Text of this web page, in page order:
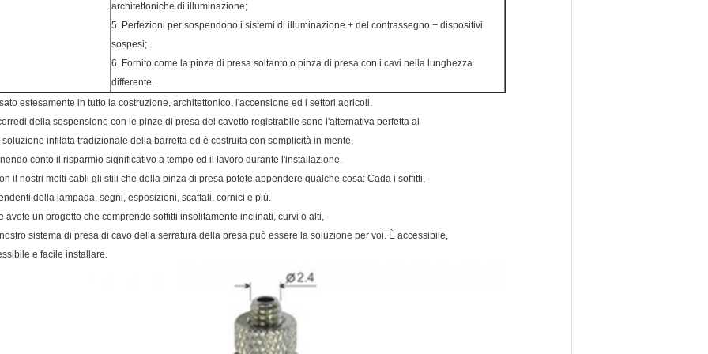
architettoniche di illuminazione;
5. Perfezioni per sospendono i sistemi di illuminazione + del contrassegno + dispositivi
sospesi;
6. Fornito come la pinza di presa soltanto o pinza di presa con i cavi nella lunghezza
differente.
estesamente in tutto la costruzione, architettonico, l'accensione ed i settori agricoli,
corredi della sospensione con le pinze di presa del cavetto registrabile sono l'alternativa perfetta al
soluzione infilata tradizionale della barretta ed è costruita con semplicità in mente,
conto il risparmio significativo a tempo ed il lavoro durante l'installazione.
il nostri molti cabli gli stili che della pinza di presa potete appendere qualche cosa: Cada i soffitti,
della lampada, segni, esposizioni, scaffali, cornici e più.
avete un progetto che comprende soffitti insolitamente inclinati, curvi o alti,
sistema di presa di cavo della serratura della presa può essere la soluzione per voi. È accessibile,
e facile installare.